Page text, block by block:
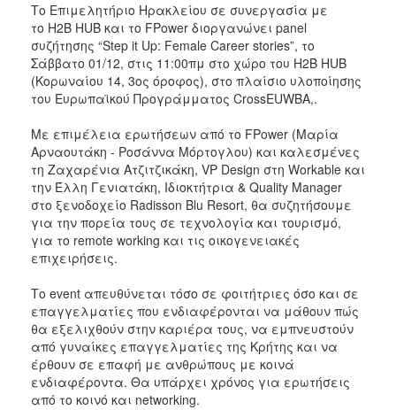
2015
2012
2011
ΔΗΜΟΣ
ΠΟΛΙΤΙΣΜΟΣ
ΑΝΘΕΚΤΙΚΗ
ΠΟΛΗ
Το Επιμελητήριο Ηρακλείου σε συνεργασία με
το H2B HUB και το FPower διοργανώνει panel
συζήτησης “Step it Up: Female Career stories”, το
Σάββατο 01/12, στις 11:00πμ στο χώρο του H2B HUB
(Κορωναίου 14, 3ος όροφος), στο πλαίσιο υλοποίησης
του Ευρωπαϊκού Προγράμματος CrossEUWBA,.
Με επιμέλεια ερωτήσεων από το FPower (Μαρία
Αρναουτάκη - Ροσάννα Μόρτογλου) και καλεσμένες
τη Ζαχαρένια Ατζιτζικάκη, VP Design στη Workable και
την Έλλη Γενιατάκη, Ιδιοκτήτρια & Quality Manager
στο ξενοδοχείο Radisson Blu Resort, θα συζητήσουμε
για την πορεία τους σε τεχνολογία και τουρισμό,
για το remote working και τις οικογενειακές
επιχειρήσεις.
Το event απευθύνεται τόσο σε φοιτήτριες όσο και σε
επαγγελματίες που ενδιαφέρονται να μάθουν πώς
θα εξελιχθούν στην καριέρα τους, να εμπνευστούν
από γυναίκες επαγγελματίες της Κρήτης και να
έρθουν σε επαφή με ανθρώπους με κοινά
ενδιαφέροντα. Θα υπάρχει χρόνος για ερωτήσεις
από το κοινό και networking.